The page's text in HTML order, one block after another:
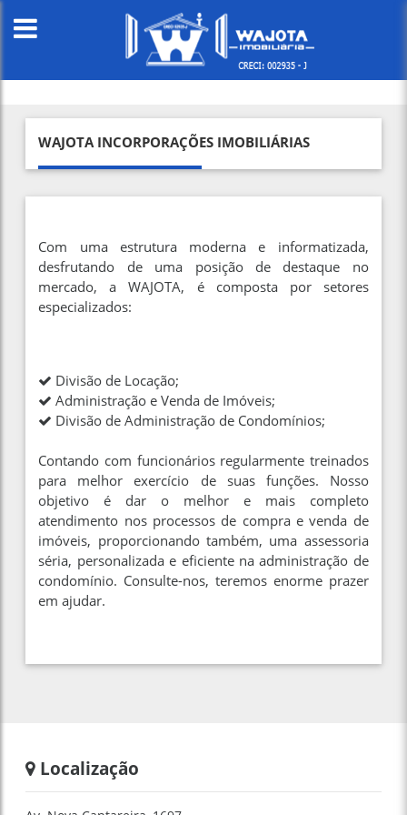
WAJOTA INCORPORAÇÕES IMOBILIÁRIAS
Com uma estrutura moderna e informatizada,
desfrutando de uma posição de destaque no
mercado, a WAJOTA, é composta por setores
especializados:
Divisão de Locação;
Administração e Venda de Imóveis;
Divisão de Administração de Condomínios;
Contando com funcionários regularmente treinados
para melhor exercício de suas funções. Nosso
objetivo é dar o melhor e mais completo
atendimento nos processos de compra e venda de
imóveis, proporcionando também, uma assessoria
séria, personalizada e eficiente na administração de
condomínio. Consulte-nos, teremos enorme prazer
em ajudar.
Localização